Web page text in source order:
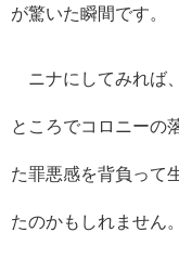
が驚いた瞬間です。
ニナにしてみれば
ところでコロニーの
た罪悪感を背負って
たのかもしれません。